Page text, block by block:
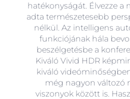
hatékonyságát. Élvezze a
adta természetesebb
nélkül. Az intelligens
funkciójának hála
beszélgetésbe a
Kiváló Vivid HDR
kiváló
még nagyon változó
viszonyok között is.